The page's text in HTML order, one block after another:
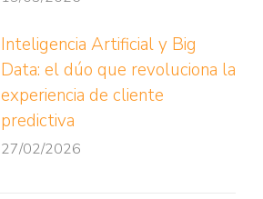
Inteligencia Artificial y Big
Data: el dúo que revoluciona la
experiencia de cliente
predictiva
27/02/2026